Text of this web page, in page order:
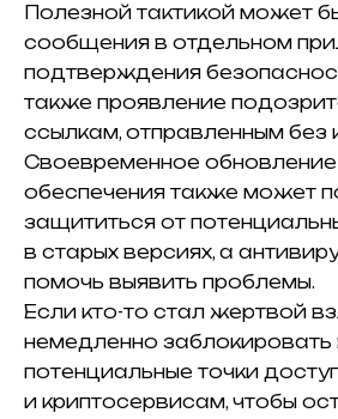
Полезной тактикой может
сообщения в отдельном
подтверждения
также проявление
ссылкам, отправленным без
Своевременное
обеспечения также может
защититься от
в старых версиях, а
помочь выявить проблемы.
Если кто-то стал жертвой
немедленно заблокировать
потенциальные точки
и криптосервисам, чтобы